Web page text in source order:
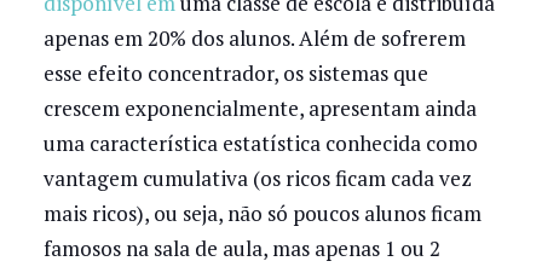
apenas em 20% dos alunos. Além de sofrerem
esse efeito concentrador, os sistemas que
crescem exponencialmente, apresentam ainda
uma característica estatística conhecida como
vantagem cumulativa (os ricos ficam cada vez
mais ricos), ou seja, não só poucos alunos ficam
famosos na sala de aula, mas apenas 1 ou 2